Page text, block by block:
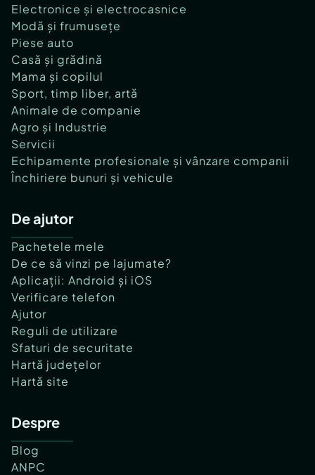
Electronice și electrocasnice
Modă și frumusețe
Piese auto
Casă și grădină
Mama și copilul
Sport, timp liber, artă
Animale de companie
Agro și Industrie
Servicii
Echipamente profesionale și vânzare companii
Închiriere bunuri și vehicule
De ajutor
Pachetele mele
De ce să vinzi pe lajumate?
Aplicații: Android și iOS
Verificare telefon
Ajutor
Reguli de utilizare
Sfaturi de securitate
Hartă județelor
Hartă site
Despre
Blog
ANPC